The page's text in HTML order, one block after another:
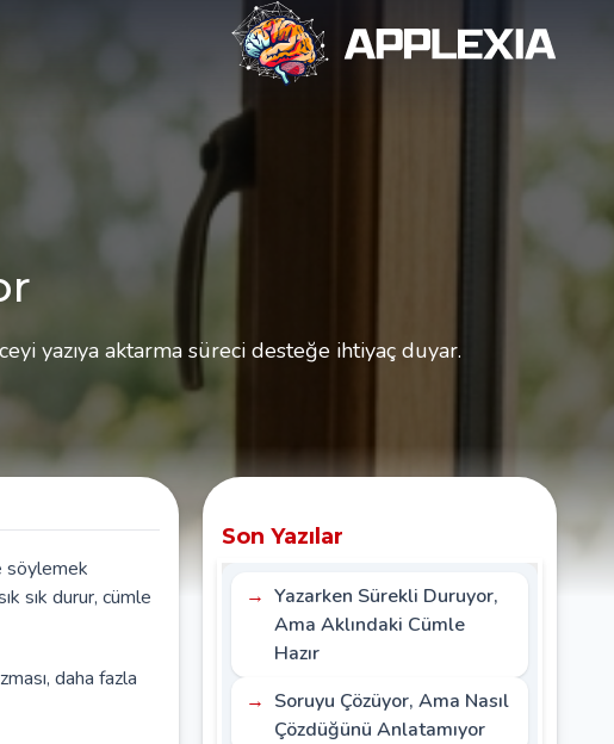
yazıya aktarma süreci desteğe ihtiyaç duyar.
söylemek
sık durur, cümle
daha fazla
Son Yazılar
Yazarken Sürekli Duruyor,
Ama Aklındaki Cümle
Hazır
Soruyu Çözüyor, Ama Nasıl
Çözdüğünü Anlatamıyor